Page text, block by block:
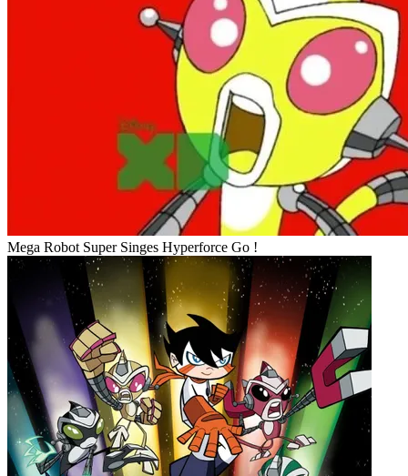
Mega Robot Super Singes Hyperforce Go !